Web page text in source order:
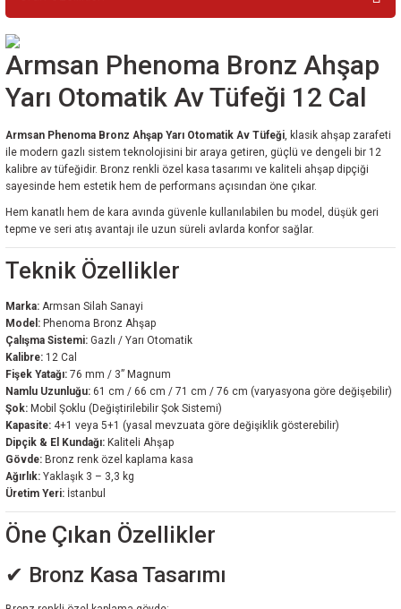
Armsan Phenoma Bronz Ahşap
Yarı Otomatik Av Tüfeği 12 Cal
Armsan Phenoma Bronz Ahşap Yarı Otomatik Av Tüfeği, klasik ahşap zarafeti
ile modern gazlı sistem teknolojisini bir araya getiren, güçlü ve dengeli bir 12
kalibre av tüfeğidir. Bronz renkli özel kasa tasarımı ve kaliteli ahşap dipçiği
sayesinde hem estetik hem de performans açısından öne çıkar.
Hem kanatlı hem de kara avında güvenle kullanılabilen bu model, düşük geri
tepme ve seri atış avantajı ile uzun süreli avlarda konfor sağlar.
Teknik Özellikler
Marka: Armsan Silah Sanayi
Model: Phenoma Bronz Ahşap
Çalışma Sistemi: Gazlı / Yarı Otomatik
Kalibre: 12 Cal
Fişek Yatağı: 76 mm / 3” Magnum
Namlu Uzunluğu: 61 cm / 66 cm / 71 cm / 76 cm (varyasyona göre değişebilir)
Şok: Mobil Şoklu (Değiştirilebilir Şok Sistemi)
Kapasite: 4+1 veya 5+1 (yasal mevzuata göre değişiklik gösterebilir)
Dipçik & El Kundağı: Kaliteli Ahşap
Gövde: Bronz renk özel kaplama kasa
Ağırlık: Yaklaşık 3 – 3,3 kg
Üretim Yeri: İstanbul
Öne Çıkan Özellikler
✔ Bronz Kasa Tasarımı